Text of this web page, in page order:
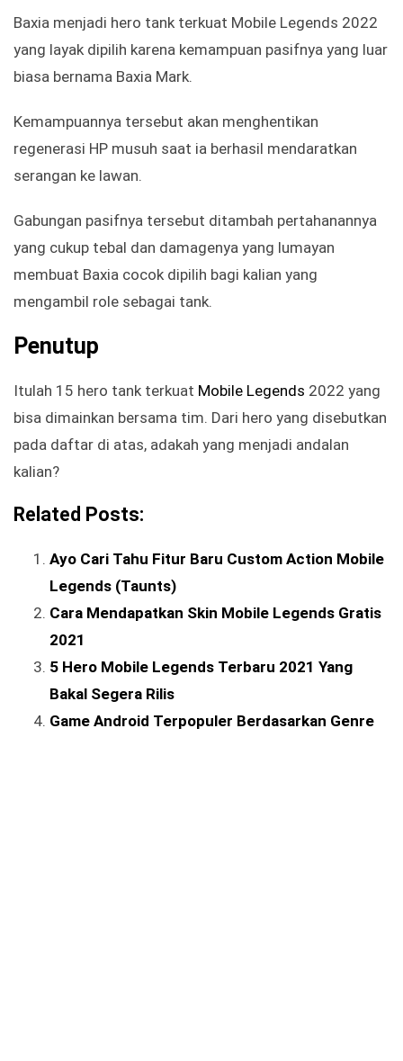
Baxia menjadi hero tank terkuat Mobile Legends 2022
yang layak dipilih karena kemampuan pasifnya yang luar
biasa bernama Baxia Mark.
Kemampuannya tersebut akan menghentikan
regenerasi HP musuh saat ia berhasil mendaratkan
serangan ke lawan.
Gabungan pasifnya tersebut ditambah pertahanannya
yang cukup tebal dan damagenya yang lumayan
membuat Baxia cocok dipilih bagi kalian yang
mengambil role sebagai tank.
Penutup
Itulah 15 hero tank terkuat Mobile Legends 2022 yang
bisa dimainkan bersama tim. Dari hero yang disebutkan
pada daftar di atas, adakah yang menjadi andalan
kalian?
Related Posts:
Ayo Cari Tahu Fitur Baru Custom Action Mobile
Legends (Taunts)
Cara Mendapatkan Skin Mobile Legends Gratis
2021
5 Hero Mobile Legends Terbaru 2021 Yang
Bakal Segera Rilis
Game Android Terpopuler Berdasarkan Genre